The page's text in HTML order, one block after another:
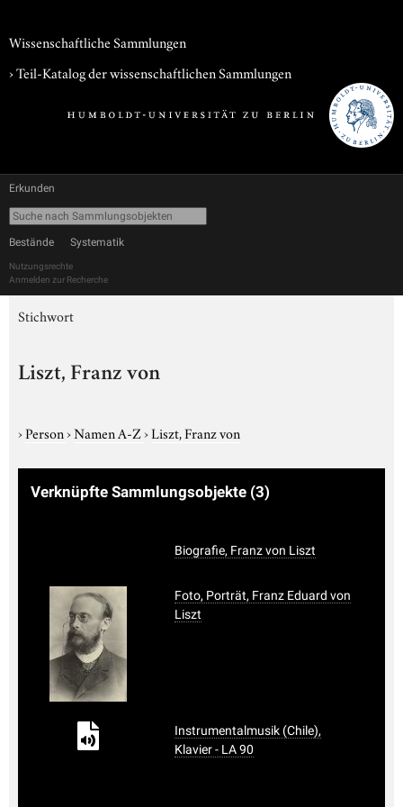
Wissenschaftliche Sammlungen
› Teil-Katalog der wissenschaftlichen Sammlungen
Erkunden
Bestände Systematik
Nutzungsrechte
Anmelden zur Recherche
Stichwort
Liszt, Franz von
›Person›Namen A-Z›Liszt, Franz von
Verknüpfte Sammlungsobjekte (3)
Biografie, Franz von Liszt
Foto, Porträt, Franz Eduard von
Liszt
Instrumentalmusik (Chile),
Klavier - LA 90